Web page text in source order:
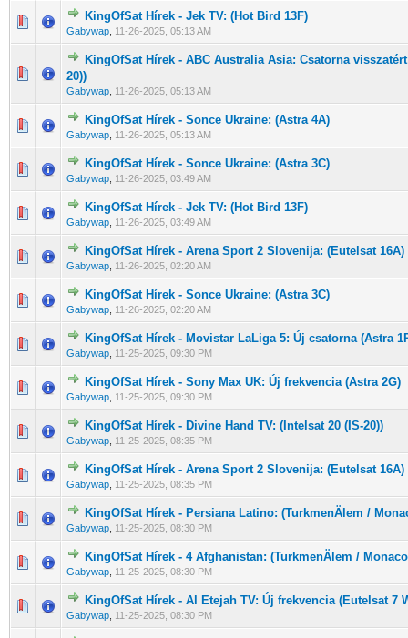
KingOfSat Hírek - Jek TV: (Hot Bird 13F)
Gabywap 11-26-2025, 05:13 AM
0 Szavazat - 0 / 5 átlagban
12 34 5
KingOfSat Hírek - ABC Australia Asia: Csatorna
20))
Gabywap 11-26-2025, 05:13 AM
KingOfSat Hírek - Sonce Ukraine: (Astra 4A)
Gabywap 11-26-2025, 05:13 AM
0 Szavazat - 0 / 5 átlagban
12345
KingOfSat Hírek - Sonce Ukraine: (Astra 3C)
Gabywap 11-26-2025, 03:49 AM
0 Szavazat - 0 / 5 átlagban
12345
KingOfSat Hírek - Jek TV: (Hot Bird 13F)
Gabywap 11-26-2025, 03:49 AM
0 Szavazat - 0 / 5 átlagban
12 34 5
KingOfSat Hírek - Arena Sport 2 Slovenija: (Eutelsat 16A)
Gabywap 11-26-2025, 02:20 AM
0 Szavazat - 0 / 5 átlagban
12345
KingOfSat Hírek - Sonce Ukraine: (Astra 3C)
Gabywap 11-26-2025, 02:20 AM
0 Szavazat - 0 / 5 átlagban
12345
KingOfSat Hírek - Movistar LaLiga 5: Új csatorna (Astra
Gabywap 11-25-2025, 09:30 PM
0 Szavazat - 0 / 5 átlagban
12345
KingOfSat Hírek - Sony Max UK: Új frekvencia (Astra 2G)
Gabywap 11-25-2025, 09:30 PM
0 Szavazat - 0 / 5 átlagban
123 45
KingOfSat Hírek - Divine Hand TV: (Intelsat 20 (IS-20))
Gabywap 11-25-2025, 08:35 PM
0 Szavazat - 0 / 5 átlagban
12345
KingOfSat Hírek - Arena Sport 2 Slovenija: (Eutelsat 16A)
Gabywap 11-25-2025, 08:35 PM
0 Szavazat - 0 / 5 átlagban
12345
KingOfSat Hírek - Persiana Latino: (TurkmenÄlem /
Gabywap 11-25-2025, 08:30 PM
0 Szavazat - 0 / 5 átlagban
12345
KingOfSat Hírek - 4 Afghanistan: (TurkmenÄlem /
Gabywap 11-25-2025, 08:30 PM
0 Szavazat - 0 / 5 átlagban
12345
KingOfSat Hírek - Al Etejah TV: Új frekvencia (Eutelsat 7
Gabywap 11-25-2025, 08:30 PM
0 Szavazat - 0 / 5 átlagban
12345